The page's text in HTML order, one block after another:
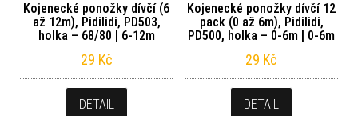
Kojenecké ponožky dívčí (6
až 12m), Pidilidi, PD503,
holka – 68/80 | 6-12m
29 Kč
DETAIL
Kojenecké ponožky dívčí 12
pack (0 až 6m), Pidilidi,
PD500, holka – 0-6m | 0-6m
29 Kč
DETAIL